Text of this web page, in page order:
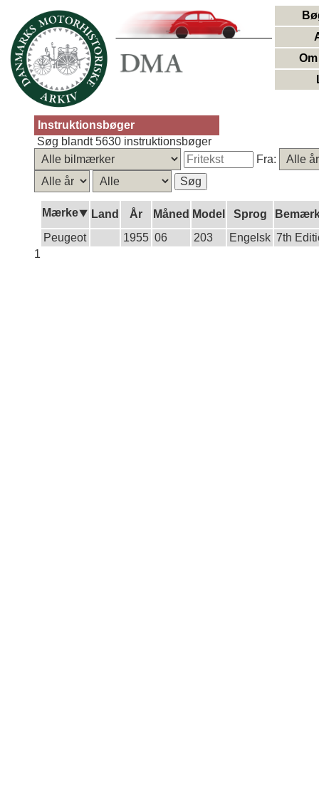
Instruktionsbøger
Søg blandt 5630 instruktionsbøger
Fra:
Mærke⯆ Land År Måned Model Sprog
Peugeot
1955 06 203 Engelsk 7th
1